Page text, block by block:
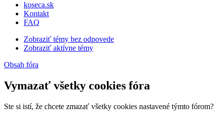
koseca.sk
Kontakt
FAQ
Zobraziť témy bez odpovede
Zobraziť aktívne témy
Obsah fóra
Vymazať všetky cookies fóra
Ste si istí, že chcete zmazať všetky cookies nastavené týmto fórom?